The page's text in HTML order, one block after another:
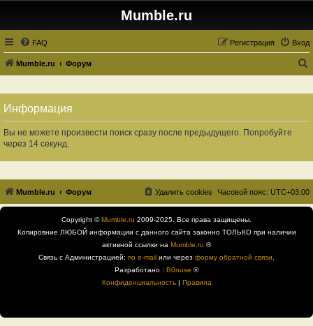
Mumble.ru
FAQ Вход
Регистрация
Mumble.ru Форум
и
Информация
Вы не можете произвести поиск сразу после предыдущего. Попробуйте
через 14 секунд.
Mumble.ru Форум Часовой пояс: UTC+03:00
Удалить cookies
Copyright ©Mumble.ru 2009-2025. Все права защищены.
Копировние ЛЮБОЙ информации с данного сайта законно ТОЛЬКО при наличии
активной ссылки на Mumble.ru ®
Связь с Администрацией: по e-mail или через форму обратной связи
Разработано : B0nuse ®
Конфиденциальность| Правила